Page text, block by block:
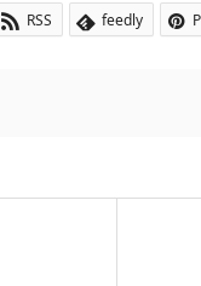
RSS feedly